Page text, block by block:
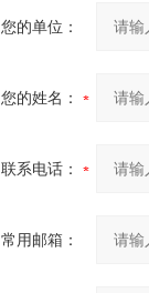
您的单位：
您的姓名：
联系电话：
常用邮箱：